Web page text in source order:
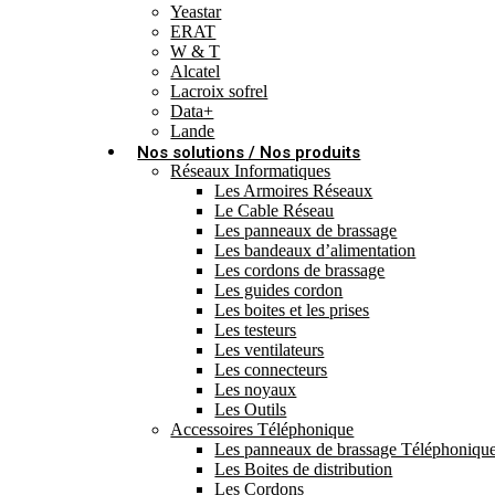
Yeastar
ERAT
W & T
Alcatel
Lacroix sofrel
Data+
Lande
Nos solutions / Nos produits
Réseaux Informatiques
Les Armoires Réseaux
Le Cable Réseau
Les panneaux de brassage
Les bandeaux d’alimentation
Les cordons de brassage
Les guides cordon
Les boites et les prises
Les testeurs
Les ventilateurs
Les connecteurs
Les noyaux
Les Outils
Accessoires Téléphonique
Les panneaux de brassage
Les Boites de distribution
Les Cordons